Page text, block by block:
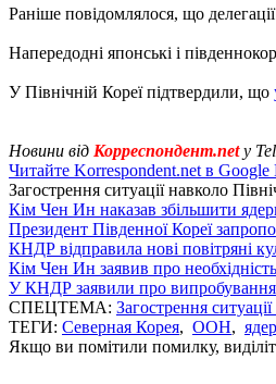
Раніше повідомлялося, що
Напередодні японські і
У Північній Кореї підтвердили, що
Новини від Корреспондент.netу
Читайте Korrespondent.net в Google
Загострення ситуації навколо
Кім Чен Ин наказав збільшити
Президент Південної Кореї
КНДР відправила нові повітряні
Кім Чен Ин заявив про
У КНДР заявили про випробування
СПЕЦТЕМА: Загострення
ТЕГИ: Северная Корея, ООН,
Якщо ви помітили помилку,